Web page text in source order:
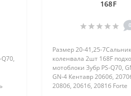
168F
0
Размер 20-41,25-
коленвала 2шт 168F
мотоблоки Зубр PS-Q70,
GN-4 Кентавр 2060б,
2080б, 2061б, 2081б Forte